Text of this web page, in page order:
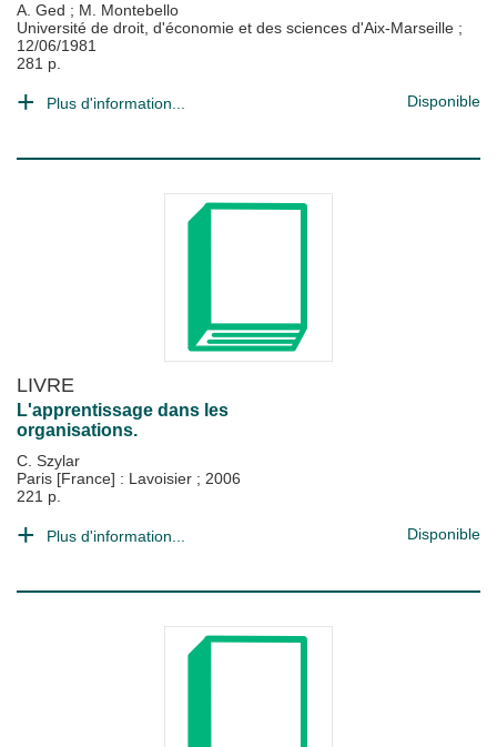
A. Ged ; M. Montebello
Université de droit, d'économie et des sciences d'Aix-Marseille ;
12/06/1981
281 p.
Plus d'information... Disponible
LIVRE
L'apprentissage dans les
organisations.
C. Szylar
Paris [France] : Lavoisier ; 2006
221 p.
Plus d'information... Disponible